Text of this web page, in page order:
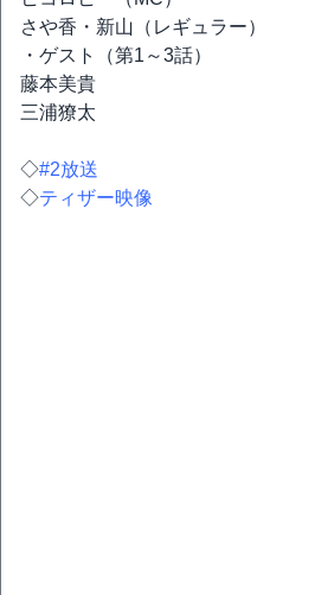
さや香・新山（レギュラー）
・ゲスト（第1～3話）
藤本美貴
三浦獠太
◇#2放送
◇ティザー映像